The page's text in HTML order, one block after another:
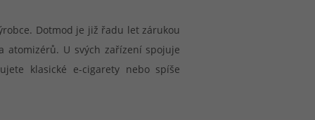
Pro
V2
Dotmod je již řadu let zárukou
atomizérů. U svých zařízení spojuje
klasické e-cigarety nebo spíše
záruku té nejvyšší kvality.